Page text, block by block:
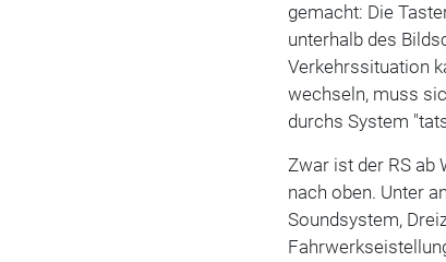
gemacht: Die
unterhalb des
Verkehrssituation
wechseln, muss
durchs System
Zwar ist der RS ab
nach oben. Unter
Soundsystem,